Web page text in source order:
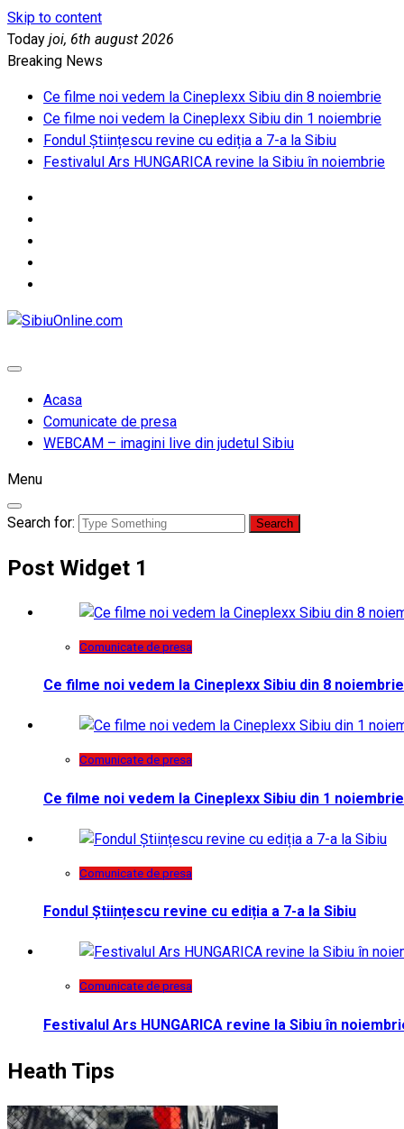
Skip to content
Today joi, 6th august 2026
Breaking News
Ce filme noi vedem la Cineplexx Sibiu din 8 noiembrie
Ce filme noi vedem la Cineplexx Sibiu din 1 noiembrie
Fondul Științescu revine cu ediția a 7-a la Sibiu
Festivalul Ars HUNGARICA revine la Sibiu în noiembrie
Acasa
Comunicate de presa
WEBCAM – imagini live din judetul Sibiu
Menu
Search for:
Post Widget 1
Comunicate de presa
Ce filme noi vedem la Cineplexx Sibiu din 8 noiembrie
Comunicate de presa
Ce filme noi vedem la Cineplexx Sibiu din 1 noiembrie
Comunicate de presa
Fondul Științescu revine cu ediția a 7-a la Sibiu
Comunicate de presa
Festivalul Ars HUNGARICA revine la Sibiu în
Heath Tips